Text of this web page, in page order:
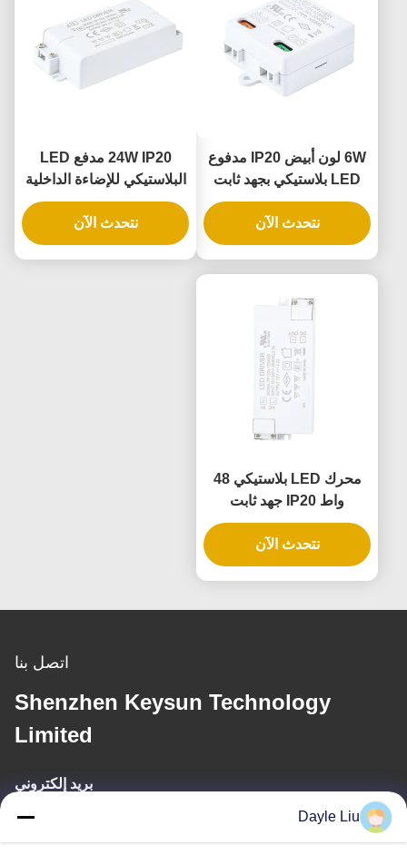
6W لون أبيض IP20 مدفوع
LED بلاستيكي بجهد ثابت
للإضاءة الداخلية
نتحدث الآن
24W IP20 مدفع LED
البلاستيكي للإضاءة الداخلية
بالجهد الثابت
نتحدث الآن
محرك LED بلاستيكي 48
واط IP20 جهد ثابت
نتحدث الآن
اتصل بنا
Shenzhen Keysun Technology
Limited
بريد إلكتروني
power06@szzhpower.com
Dayle Liu